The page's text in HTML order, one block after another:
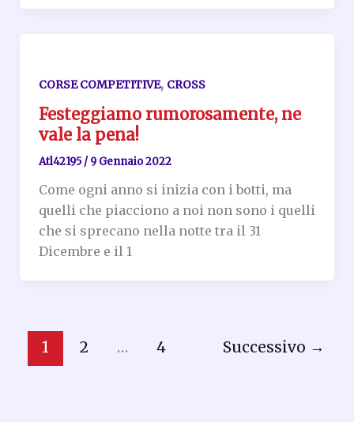
CORSE COMPETITIVE, CROSS
Festeggiamo rumorosamente, ne
vale la pena!
Atl42195 / 9 Gennaio 2022
Come ogni anno si inizia con i botti, ma
quelli che piacciono a noi non sono i quelli
che si sprecano nella notte tra il 31
Dicembre e il 1
1 2 … 4 Successivo →